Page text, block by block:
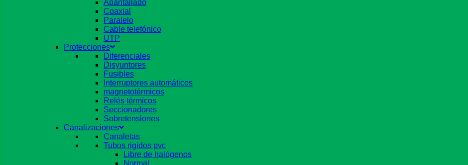
Apantallado
Coaxial
Paralelo
Cable telefónico
UTP
Protecciones
Diferenciales
Disyuntores
Fusibles
Interruptores automáticos
magnetotérmicos
Relés térmicos
Seccionadores
Sobretensiones
Canalizaciones
Canaletas
Tubos rigidos pvc
Libre de halógenos
Normal